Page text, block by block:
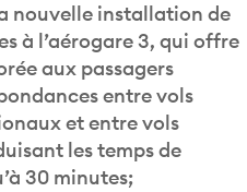
nouvelle installation de
à l’aérogare 3, qui offre
aux passagers
entre vols
et entre vols
les temps de
30 minutes;